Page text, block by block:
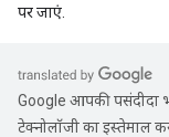
पर जाएं.
Google आपकी पसंदीदा
टेक्नोलॉजी का इस्तेमाल